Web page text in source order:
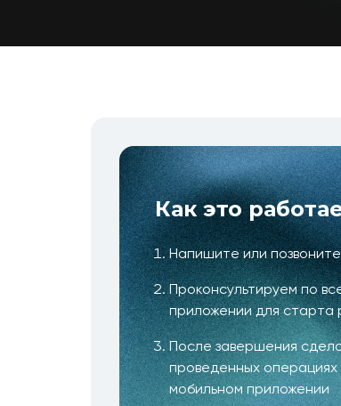
Как это
Напишите или
Проконсультируем по
приложении для
После завершения
проведенных
мобильном приложении